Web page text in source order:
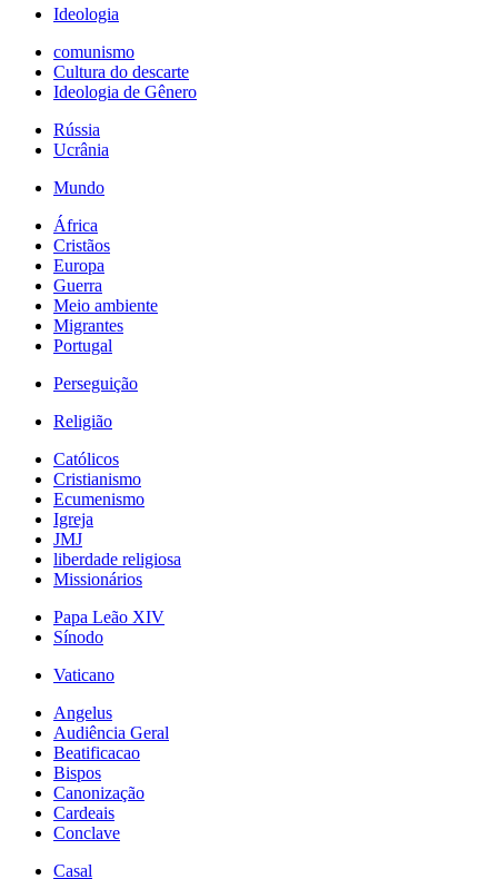
Ideologia
comunismo
Cultura do descarte
Ideologia de Gênero
Rússia
Ucrânia
Mundo
África
Cristãos
Europa
Guerra
Meio ambiente
Migrantes
Portugal
Perseguição
Religião
Católicos
Cristianismo
Ecumenismo
Igreja
JMJ
liberdade religiosa
Missionários
Papa Leão XIV
Sínodo
Vaticano
Angelus
Audiência Geral
Beatificacao
Bispos
Canonização
Cardeais
Conclave
Casal